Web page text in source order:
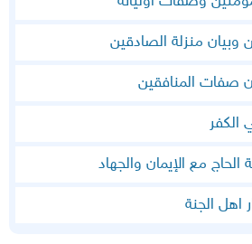
وبيان منزلة الصادقين
صفات المنافقين
الكفر
مع الإيمان والجهاد
اهل الجنة